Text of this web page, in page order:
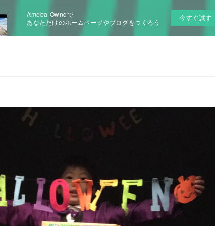
Ameba Owndで
あなただけのホームページやブログをつくろう
今すぐ試す